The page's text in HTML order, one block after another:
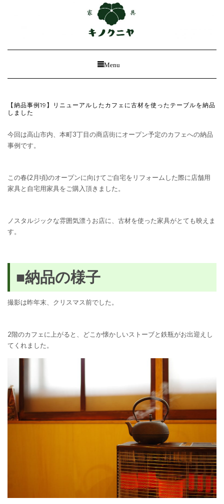
Toggle
Menu
【納品事例19】リニューアルしたカフェに古材を使ったテーブルを納品
しました
今回は高山市内、本町3丁目の商店街にオープン予定のカフェへの納品
事例です。
この春(2月頃)のオープンに向けてご自宅をリフォームした際に店舗用
家具と自宅用家具をご購入頂きました。
ノスタルジックな雰囲気漂うお店に、古材を使った家具がとても映えま
す。
■納品の様子
撮影は昨年末、クリスマス前でした。
2階のカフェに上がると、どこか懐かしいストーブと鉄瓶がお出迎えし
てくれました。